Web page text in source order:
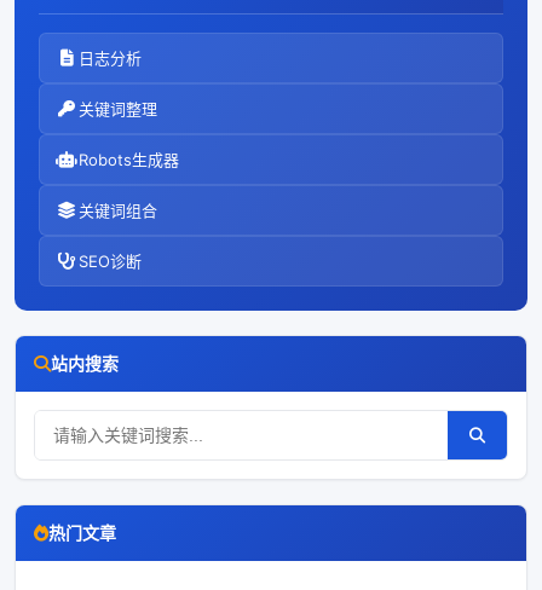
日志分析
关键词整理
Robots生成器
关键词组合
SEO诊断
站内搜索
热门文章